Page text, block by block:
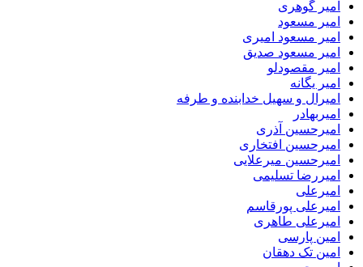
امیر گوهری
امیر مسعود
امیر مسعود امیری
امیر مسعود صدیق
امیر مقصودلو
امیر یگانه
امیرال و سهیل خدابنده و طرفه
امیربهادر
امیرحسین آذری
امیرحسین افتخاری
امیرحسین میرعلایی
امیررضا تسلیمی
امیرعلی
امیرعلی پورقاسم
امیرعلی طاهری
امین پارسی
امین تک دهقان